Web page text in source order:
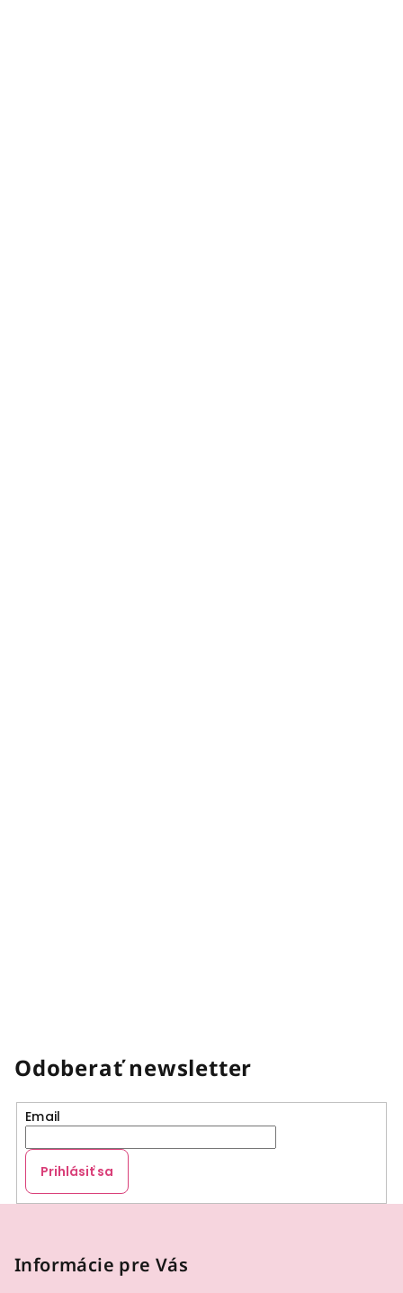
Odoberať newsletter
Email
Prihlásiť sa
Informácie pre Vás